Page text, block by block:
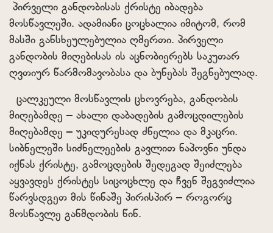
პირველი განდობისას ქრისტე იბადება
მოსწავლეში. ადამიანი ცოცხალია იმიტომ, რომ
მასში განსხეულებულია ღმერთი. პირველი
განდობის მიღებისას ის აცნობიერებს საკუთარ
ღვთიურ წარმომავობასა და ბუნებას შეგნებულად.
ცალკეული მოსწავლის ცხოვრება, განდობის
მიღებამდე – ახალი დაბადების გამოცდილების
მიღებამდე – უკიდურესად ძნელია და მკაცრი.
სიბნელეში სიძნელეების გავლით ნაპოვნი უნდა
იქნას ქრისტე, გამოცდების შედეგად შეიძლება
აყვავდეს ქრისტეს სიცოცხლე და ჩვენ შეგვიძლია
წარვსდგეთ მის წინაშე პირისპირ – როგორც
მოსწავლე განმდობის წინ.